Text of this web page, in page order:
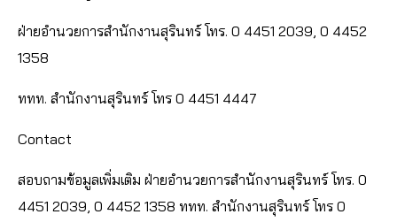
ฝ่ายอำนวยการสำนักงานสุรินทร์ โทร. 0 4451 2039, 0 4452
1358
ททท. สำนักงานสุรินทร์ โทร 0 4451 4447
Contact
สอบถามข้อมูลเพิ่มเติม ฝ่ายอำนวยการสำนักงานสุรินทร์ โทร. 0
4451 2039, 0 4452 1358 ททท. สำนักงานสุรินทร์ โทร 0